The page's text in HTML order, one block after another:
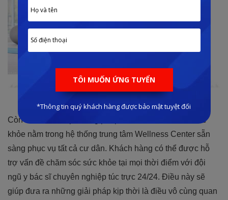
Còn có rất nhiều phương pháp trị liệu và chăm sóc sức
khỏe nằm trong hệ thống trung tâm Wellness Center sẵn
sàng phục vụ tất cả cư dân. Khách hàng có thể được hỗ
trợ vấn đề chăm sóc sức khỏe tại mọi thời điểm với đội
ngũ y bác sĩ chuyên nghiệp túc trực 24/24. Điều này sẽ
giúp đưa ra những giải pháp kịp thời là điều vô cùng quan